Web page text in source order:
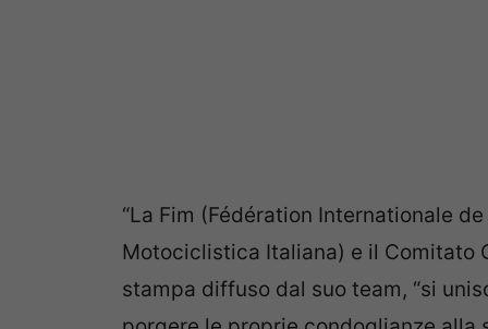
“La Fim (Fédération Internationale
Motociclistica Italiana) e il Comitato
stampa diffuso dal suo team, “si